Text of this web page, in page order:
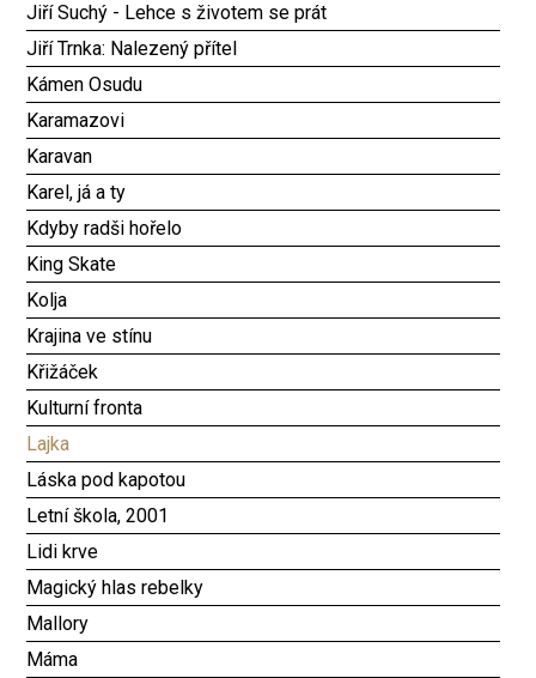
Jiří Suchý - Lehce s životem se prát
Jiří Trnka: Nalezený přítel
Kámen Osudu
Karamazovi
Karavan
Karel, já a ty
Kdyby radši hořelo
King Skate
Kolja
Krajina ve stínu
Křižáček
Kulturní fronta
Lajka
Láska pod kapotou
Letní škola, 2001
Lidi krve
Magický hlas rebelky
Mallory
Máma